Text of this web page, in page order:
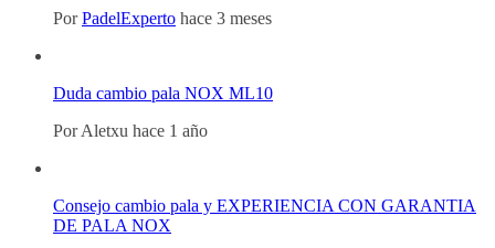
PorPadelExperto hace 3 meses
Duda cambio pala NOX ML10
PorAletxu hace 1 año
Consejo cambio pala y EXPERIENCIA CON GARANTIA
DE PALA NOX